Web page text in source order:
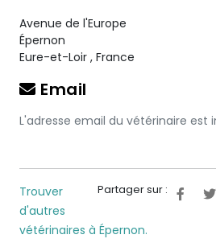
Avenue de l'Europe
Épernon
Eure-et-Loir , France
Email
L'adresse email du vétérinaire est
Partager sur :
Trouver
d'autres
vétérinaires à Épernon.